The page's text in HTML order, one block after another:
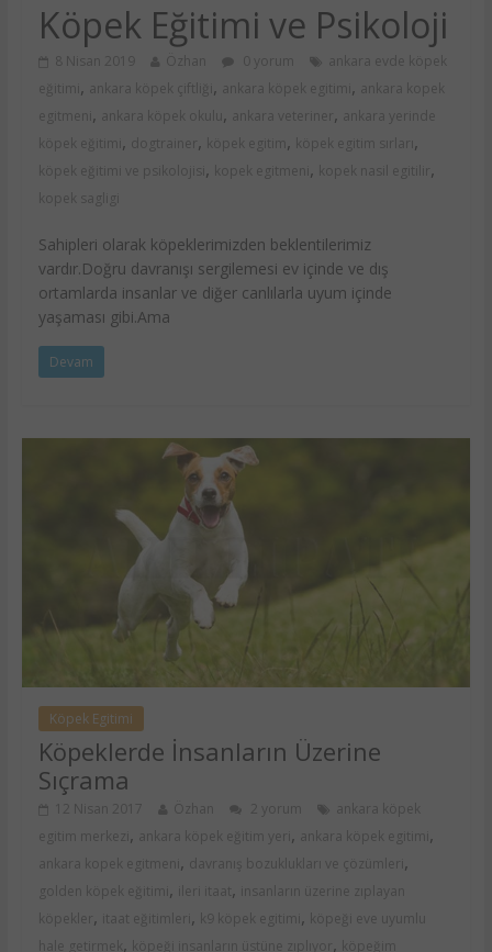
Köpek Eğitimi ve Psikoloji
8 Nisan 2019 Özhan 0 yorum
ankara evde köpek
eğitimi , ankara köpek çiftliği , ankara köpek egitimi ,
ankara kopek
egitmeni , ankara köpek okulu , ankara veteriner ,
ankara yerinde
köpek eğitimi , dogtrainer , köpek egitim , köpek egitim sırları ,
köpek eğitimi ve psikolojisi , kopek egitmeni , kopek nasil egitilir ,
kopek sagligi
Sahipleri olarak köpeklerimizden beklentilerimiz
vardır.Doğru davranışı sergilemesi ev içinde ve dış
ortamlarda insanlar ve diğer canlılarla uyum içinde
yaşaması gibi.Ama
Devam
Köpek Egitimi
Köpeklerde İnsanların Üzerine
Sıçrama
12 Nisan 2017 Özhan 2 yorum
ankara köpek
egitim merkezi , ankara köpek eğitim yeri , ankara köpek egitimi ,
ankara kopek egitmeni , davranış bozuklukları ve çözümleri ,
golden köpek eğitimi , ileri itaat, insanların üzerine zıplayan
köpekler , itaat eğitimleri , k9 köpek egitimi ,
köpeği eve uyumlu
hale getirmek , köpeği insanların üstüne zıplıyor ,
köpeğim